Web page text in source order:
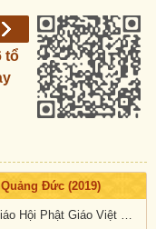
tổ
Đức (2019)
Kỷ Yếu Đại Hội Khoáng Đại Kỳ 6 của Giáo Hội Phật Giáo Việt Nam Thống Nhất Hải Ngoại tại Úc Đại Lợi-Tân Tây Lan